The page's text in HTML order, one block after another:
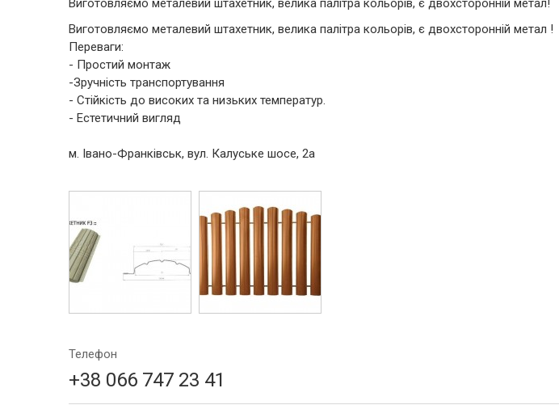
Виготовляємо металевий штахетник, велика палітра кольорів, є двохсторонній метал!
Виготовляємо металевий штахетник, велика палітра кольорів, є двохсторонній метал !
Переваги:
- Простий монтаж
-Зручність транспортування
- Стійкість до високих та низьких температур.
- Естетичний вигляд
м. Івано-Франківськ, вул. Калуське шосе, 2а
Телефон
+38 066 747 23 41